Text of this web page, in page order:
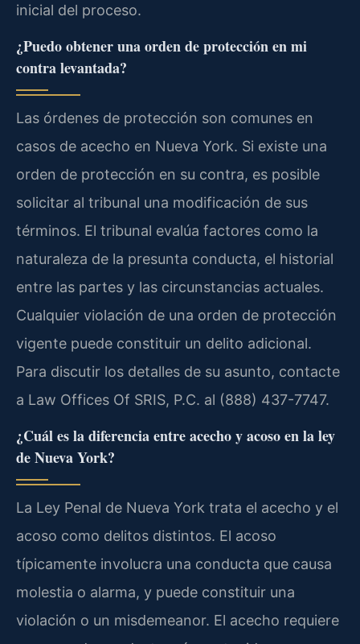
inicial del proceso.
¿Puedo obtener una orden de protección en mi
contra levantada?
Las órdenes de protección son comunes en
casos de acecho en Nueva York. Si existe una
orden de protección en su contra, es posible
solicitar al tribunal una modificación de sus
términos. El tribunal evalúa factores como la
naturaleza de la presunta conducta, el historial
entre las partes y las circunstancias actuales.
Cualquier violación de una orden de protección
vigente puede constituir un delito adicional.
Para discutir los detalles de su asunto, contacte
a Law Offices Of SRIS, P.C. al (888) 437-7747.
¿Cuál es la diferencia entre acecho y acoso en la ley
de Nueva York?
La Ley Penal de Nueva York trata el acecho y el
acoso como delitos distintos. El acoso
típicamente involucra una conducta que causa
molestia o alarma, y puede constituir una
violación o un misdemeanor. El acecho requiere